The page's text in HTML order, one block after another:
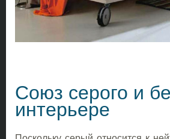
Союз серого и
интерьере